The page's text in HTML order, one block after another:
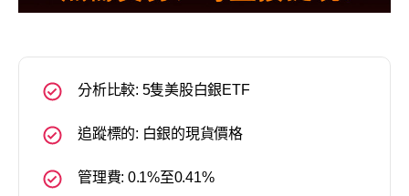
分析比較: 5隻美股白銀ETF
追蹤標的: 白銀的現貨價格
管理費: 0.1%至0.41%